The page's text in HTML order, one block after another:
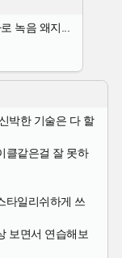
녹음 왜지...
박한 기술은 다 할
클같은걸 잘 못하
타일리쉬하게 쓰
보면서 연습해보